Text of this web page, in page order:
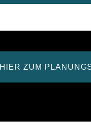
HIER ZUM